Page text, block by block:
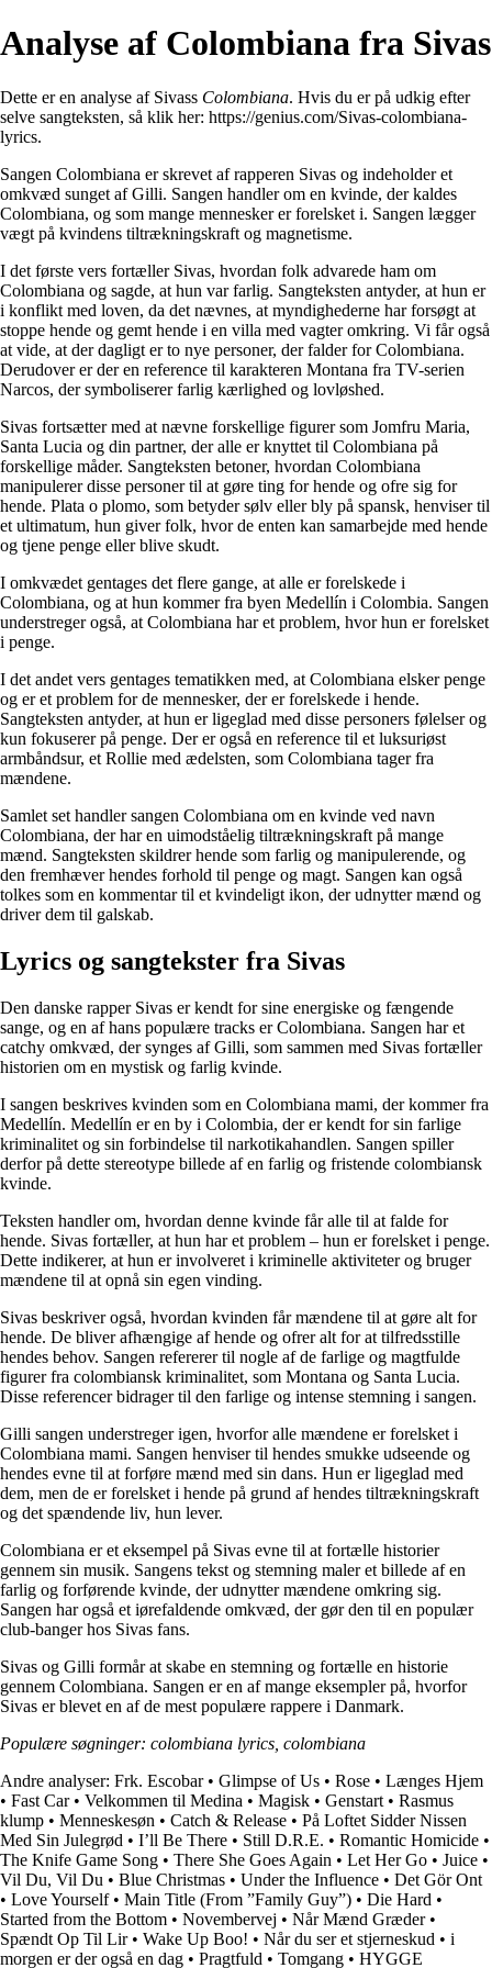
Analyse af Colombiana fra Sivas
Dette er en analyse af Sivass Colombiana. Hvis du er på udkig efter
selve sangteksten, så klik her: https://genius.com/Sivas-colombiana-
lyrics.
Sangen Colombiana er skrevet af rapperen Sivas og indeholder et
omkvæd sunget af Gilli. Sangen handler om en kvinde, der kaldes
Colombiana, og som mange mennesker er forelsket i. Sangen lægger
vægt på kvindens tiltrækningskraft og magnetisme.
I det første vers fortæller Sivas, hvordan folk advarede ham om
Colombiana og sagde, at hun var farlig. Sangteksten antyder, at hun er
i konflikt med loven, da det nævnes, at myndighederne har forsøgt at
stoppe hende og gemt hende i en villa med vagter omkring. Vi får også
at vide, at der dagligt er to nye personer, der falder for Colombiana.
Derudover er der en reference til karakteren Montana fra TV-serien
Narcos, der symboliserer farlig kærlighed og lovløshed.
Sivas fortsætter med at nævne forskellige figurer som Jomfru Maria,
Santa Lucia og din partner, der alle er knyttet til Colombiana på
forskellige måder. Sangteksten betoner, hvordan Colombiana
manipulerer disse personer til at gøre ting for hende og ofre sig for
hende. Plata o plomo, som betyder sølv eller bly på spansk, henviser til
et ultimatum, hun giver folk, hvor de enten kan samarbejde med hende
og tjene penge eller blive skudt.
I omkvædet gentages det flere gange, at alle er forelskede i
Colombiana, og at hun kommer fra byen Medellín i Colombia. Sangen
understreger også, at Colombiana har et problem, hvor hun er forelsket
i penge.
I det andet vers gentages tematikken med, at Colombiana elsker penge
og er et problem for de mennesker, der er forelskede i hende.
Sangteksten antyder, at hun er ligeglad med disse personers følelser og
kun fokuserer på penge. Der er også en reference til et luksuriøst
armbåndsur, et Rollie med ædelsten, som Colombiana tager fra
mændene.
Samlet set handler sangen Colombiana om en kvinde ved navn
Colombiana, der har en uimodståelig tiltrækningskraft på mange
mænd. Sangteksten skildrer hende som farlig og manipulerende, og
den fremhæver hendes forhold til penge og magt. Sangen kan også
tolkes som en kommentar til et kvindeligt ikon, der udnytter mænd og
driver dem til galskab.
Lyrics og sangtekster fra Sivas
Den danske rapper Sivas er kendt for sine energiske og fængende
sange, og en af hans populære tracks er Colombiana. Sangen har et
catchy omkvæd, der synges af Gilli, som sammen med Sivas fortæller
historien om en mystisk og farlig kvinde.
I sangen beskrives kvinden som en Colombiana mami, der kommer fra
Medellín. Medellín er en by i Colombia, der er kendt for sin farlige
kriminalitet og sin forbindelse til narkotikahandlen. Sangen spiller
derfor på dette stereotype billede af en farlig og fristende colombiansk
kvinde.
Teksten handler om, hvordan denne kvinde får alle til at falde for
hende. Sivas fortæller, at hun har et problem – hun er forelsket i penge.
Dette indikerer, at hun er involveret i kriminelle aktiviteter og bruger
mændene til at opnå sin egen vinding.
Sivas beskriver også, hvordan kvinden får mændene til at gøre alt for
hende. De bliver afhængige af hende og ofrer alt for at tilfredsstille
hendes behov. Sangen refererer til nogle af de farlige og magtfulde
figurer fra colombiansk kriminalitet, som Montana og Santa Lucia.
Disse referencer bidrager til den farlige og intense stemning i sangen.
Gilli sangen understreger igen, hvorfor alle mændene er forelsket i
Colombiana mami. Sangen henviser til hendes smukke udseende og
hendes evne til at forføre mænd med sin dans. Hun er ligeglad med
dem, men de er forelsket i hende på grund af hendes tiltrækningskraft
og det spændende liv, hun lever.
Colombiana er et eksempel på Sivas evne til at fortælle historier
gennem sin musik. Sangens tekst og stemning maler et billede af en
farlig og forførende kvinde, der udnytter mændene omkring sig.
Sangen har også et iørefaldende omkvæd, der gør den til en populær
club-banger hos Sivas fans.
Sivas og Gilli formår at skabe en stemning og fortælle en historie
gennem Colombiana. Sangen er en af mange eksempler på, hvorfor
Sivas er blevet en af de mest populære rappere i Danmark.
Populære søgninger: colombiana lyrics, colombiana
Andre analyser: Frk. Escobar• Glimpse of Us • Rose • Længes Hjem
• Fast Car• Velkommen til Medina • Magisk • Genstart • Rasmus
klump • Menneskesøn • Catch & Release • På Loftet Sidder Nissen
Med Sin Julegrød • I’ll Be There • Still D.R.E. • Romantic Homicide •
The Knife Game Song • There She Goes Again • Let Her Go • Juice •
Vil Du, Vil Du • Blue Christmas • Under the Influence • Det Gör Ont
• Love Yourself• Main Title (From ”Family Guy”) • Die Hard •
Started from the Bottom • Novembervej • Når Mænd Græder•
Spændt Op Til Lir• Wake Up Boo! • Når du ser et stjerneskud • ​i
morgen er der også en dag • Pragtfuld • Tomgang • HYGGE